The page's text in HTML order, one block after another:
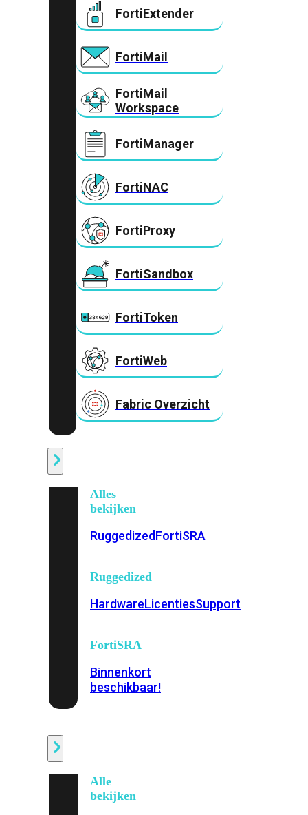
FortiExtender
FortiMail
FortiMail
Workspace
FortiManager
FortiNAC
FortiProxy
FortiSandbox
FortiToken
FortiWeb
Fabric Overzicht
Alles
bekijken
RuggedizedFortiSRA
Ruggedized
HardwareLicentiesSupport
FortiSRA
Binnenkort
beschikbaar!
Alle
bekijken